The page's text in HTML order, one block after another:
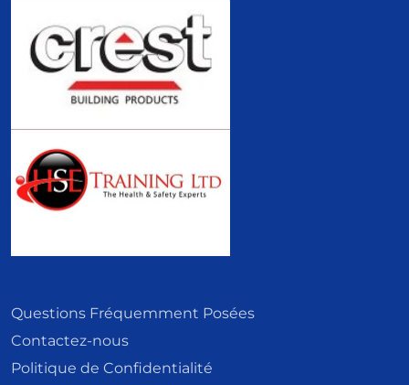
Questions Fréquemment Posées
Contactez-nous
Politique de Confidentialité